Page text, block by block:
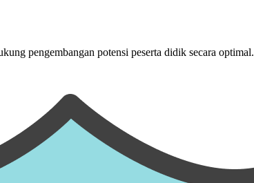
pengembangan potensi peserta didik secara optimal.